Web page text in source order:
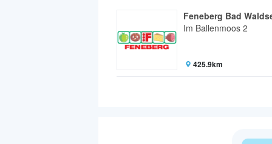
Feneberg Bad
Im Ballenmoos 2
425.9km